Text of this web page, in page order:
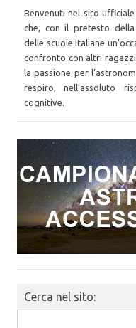
Benvenuti nel sito
che, con il pretesto
delle scuole italiane
confronto con altri
la passione per
respiro, nell’assoluto
cognitive.
Cerca nel sito: